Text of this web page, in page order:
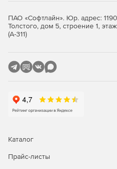
ПАО «Софтлайн». Юр. адрес:
Толстого, дом 5, строение 1,
(А-311)
Каталог
Прайс-листы